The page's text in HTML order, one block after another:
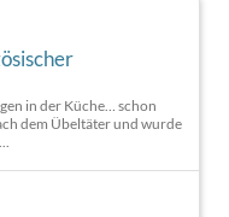
in der Küche… schon
dem Übeltäter und wurde